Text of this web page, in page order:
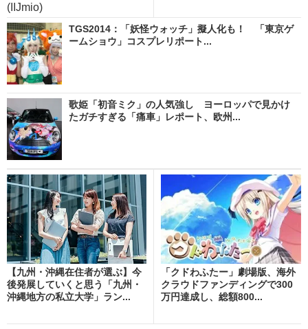
(IIJmio)
TGS2014：「妖怪ウォッチ」擬人化も！ 「東京ゲ
ームショウ」コスプレリポート...
歌姫「初音ミク」の人気強し ヨーロッパで見かけ
たガチすぎる「痛車」レポート、欧州...
【九州・沖縄在住者が選ぶ】今
後発展していくと思う「九州・
沖縄地方の私立大学」ラン...
「クドわふたー」劇場版、海外
クラウドファンディングで300
万円達成し、総額800...